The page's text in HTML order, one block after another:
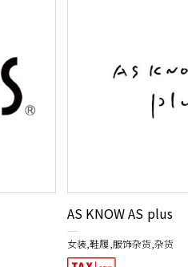
AS KNOW AS plus
女装,鞋履,服饰杂货,杂货